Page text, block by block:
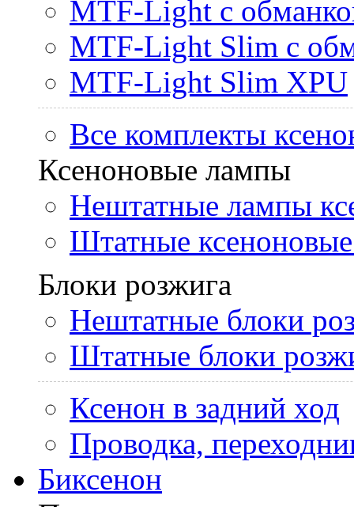
MTF-Light с
MTF-Light Slim с
MTF-Light Slim XPU
Все комплекты
Ксеноновые лампы
Нештатные лампы
Штатные
Блоки розжига
Нештатные блоки
Штатные блоки
Ксенон в задний ход
Проводка,
Биксенон